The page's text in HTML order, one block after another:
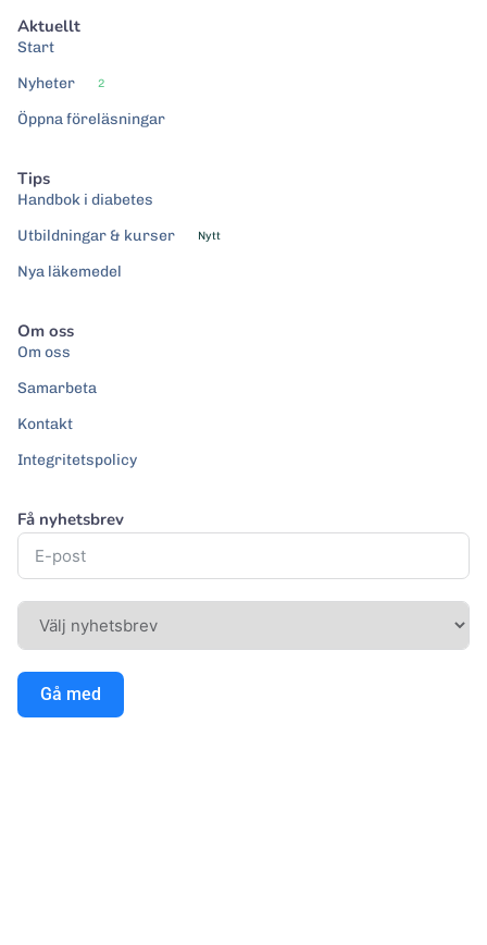
Aktuellt
Start
Nyheter
2
Öppna föreläsningar
Tips
Handbok i diabetes
Utbildningar & kurser
Nytt
Nya läkemedel
Om oss
Om oss
Samarbeta
Kontakt
Integritetspolicy
Få nyhetsbrev
Gå med